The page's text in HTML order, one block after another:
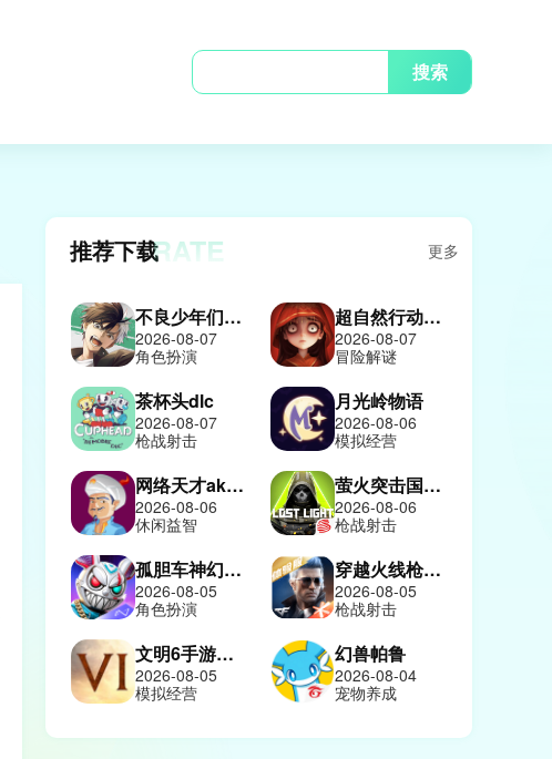
搜索
推荐下载RATE 更多
不良少年们的英雄谭日服
2026-08-07
角色扮演
超自然行动组2026
2026-08-07
冒险解谜
茶杯头dlc
2026-08-07
枪战射击
月光岭物语
2026-08-06
模拟经营
网络天才akinatour
2026-08-06
休闲益智
萤火突击国际服
2026-08-06
枪战射击
孤胆车神幻影城
2026-08-05
角色扮演
穿越火线枪战王者体验服
2026-08-05
枪战射击
文明6手游中文版
2026-08-05
模拟经营
幻兽帕鲁
2026-08-04
宠物养成